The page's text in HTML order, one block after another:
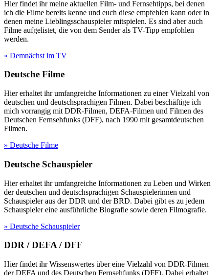
Hier findet ihr meine aktuellen Film- und Fernsehtipps, bei denen
ich die Filme bereits kenne und euch diese empfehlen kann oder in
denen meine Lieblingsschauspieler mitspielen. Es sind aber auch
Filme aufgelistet, die von dem Sender als TV-Tipp empfohlen
werden.
» Demnächst im TV
Deutsche Filme
Hier erhaltet ihr umfangreiche Informationen zu einer Vielzahl von
deutschen und deutschsprachigen Filmen. Dabei beschäftige ich
mich vorrangig mit DDR-Filmen, DEFA-Filmen und Filmen des
Deutschen Fernsehfunks (DFF), nach 1990 mit gesamtdeutschen
Filmen.
» Deutsche Filme
Deutsche Schauspieler
Hier erhaltet ihr umfangreiche Informationen zu Leben und Wirken
der deutschen und deutschsprachigen Schauspielerinnen und
Schauspieler aus der DDR und der BRD. Dabei gibt es zu jedem
Schauspieler eine ausführliche Biografie sowie deren Filmografie.
» Deutsche Schauspieler
DDR / DEFA / DFF
Hier findet ihr Wissenswertes über eine Vielzahl von DDR-Filmen
der DEFA und des Deutschen Fernsehfunks (DFF). Dabei erhaltet